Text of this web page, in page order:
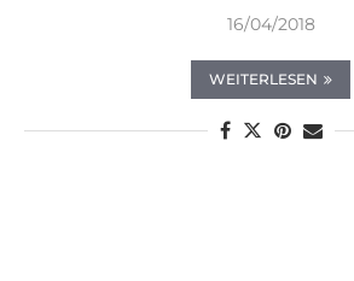
16/04/2018
WEITERLESEN